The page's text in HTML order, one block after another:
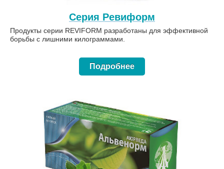
Серия Ревиформ
Продукты серии REVIFORM разработаны для эффективной
борьбы с лишними килограммами.
Подробнее